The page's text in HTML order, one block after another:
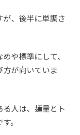
、後半に単調さ
や標準にして、
が向いていま
人は、麺量とト
。